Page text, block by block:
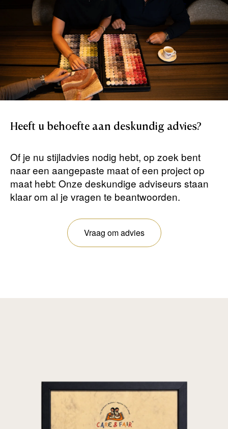
Heeft u behoefte aan deskundig advies?
Of je nu stijladvies nodig hebt, op zoek bent
naar een aangepaste maat of een project op
maat hebt: Onze deskundige adviseurs staan ​​
klaar om al je vragen te beantwoorden.
Vraag om advies